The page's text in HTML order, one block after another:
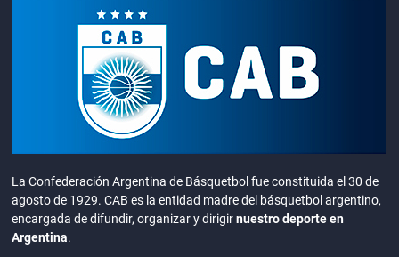
La Confederación Argentina de Básquetbol fue constituida el 30 de
agosto de 1929. CAB es la entidad madre del básquetbol argentino,
encargada de difundir, organizar y dirigirnuestro deporte en
Argentina.